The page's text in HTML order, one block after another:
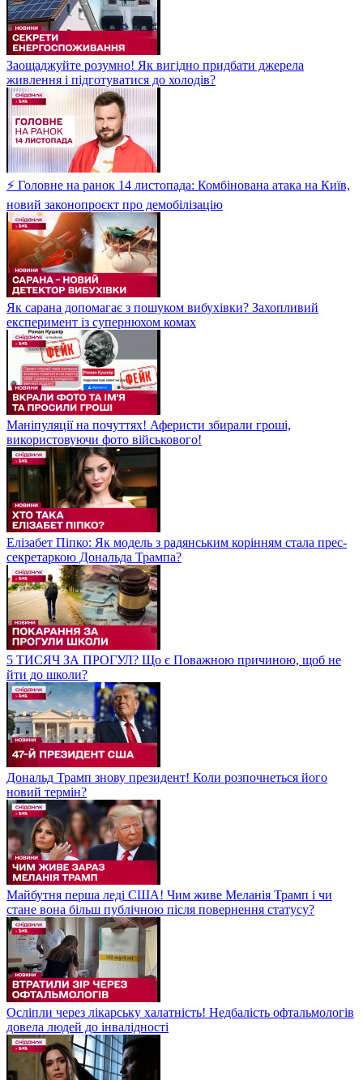
Заощаджуйте розумно! Як вигідно придбати джерела
живлення і підготуватися до холодів?
⚡ Головне на ранок 14 листопада: Комбінована атака на Київ,
новий законопроєкт про демобілізацію
Як сарана допомагає з пошуком вибухівки? Захопливий
експеримент із супернюхом комах
Маніпуляції на почуттях! Аферисти збирали гроші,
використовуючи фото військового!
Елізабет Піпко: Як модель з радянським корінням стала прес-
секретаркою Дональда Трампа?
5 ТИСЯЧ ЗА ПРОГУЛ? Що є Поважною причиною, щоб не
йти до школи?
Дональд Трамп знову президент! Коли розпочнеться його
новий термін?
Майбутня перша леді США! Чим живе Меланія Трамп і чи
стане вона більш публічною після повернення статусу?
Осліпли через лікарську халатність! Недбалість офтальмологів
довела людей до інвалідності